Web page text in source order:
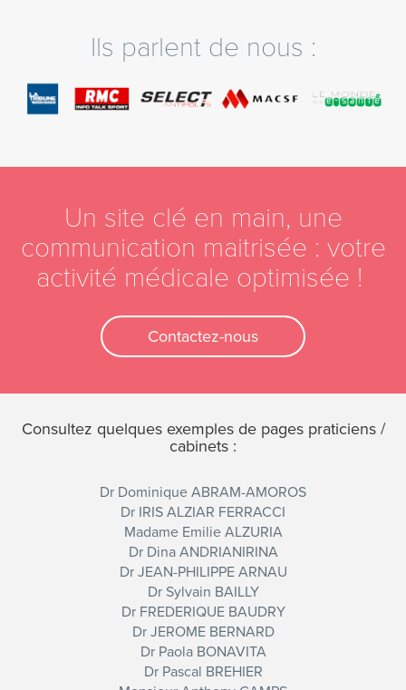
Ils parlent de nous :
Un site clé en main, une
communication maitrisée : votre
activité médicale optimisée !
Contactez-nous
Consultez quelques exemples de pages praticiens /
cabinets :
Dr Dominique ABRAM-AMOROS
Dr IRIS ALZIAR FERRACCI
Madame Emilie ALZURIA
Dr Dina ANDRIANIRINA
Dr JEAN-PHILIPPE ARNAU
Dr Sylvain BAILLY
Dr FREDERIQUE BAUDRY
Dr JEROME BERNARD
Dr Paola BONAVITA
Dr Pascal BREHIER